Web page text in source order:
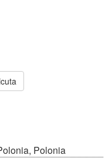
Polonia